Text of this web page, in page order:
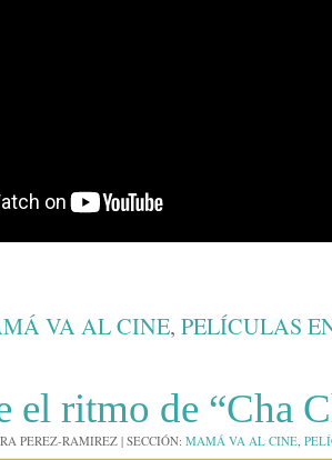
VA AL CINE, PELÍCULAS
el ritmo de “Cha
PEREZ-RAMIREZ | SECCIÓN: MAMÁ VA AL CINE,